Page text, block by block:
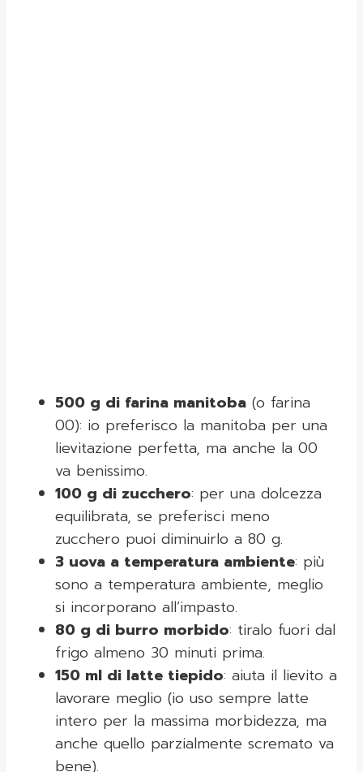
500 g di farina manitoba (o farina
00): io preferisco la manitoba per una
lievitazione perfetta, ma anche la 00
va benissimo.
100 g di zucchero: per una dolcezza
equilibrata, se preferisci meno
zucchero puoi diminuirlo a 80 g.
3 uova a temperatura ambiente: più
sono a temperatura ambiente, meglio
si incorporano all’impasto.
80 g di burro morbido: tiralo fuori dal
frigo almeno 30 minuti prima.
150 ml di latte tiepido: aiuta il lievito a
lavorare meglio (io uso sempre latte
intero per la massima morbidezza, ma
anche quello parzialmente scremato va
bene).